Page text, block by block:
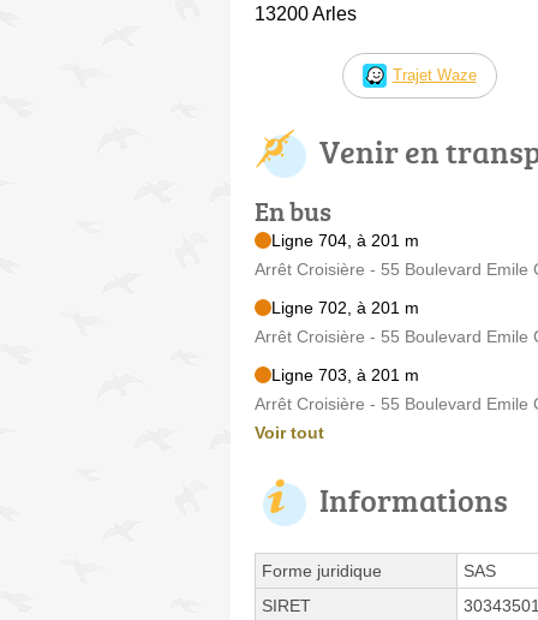
13200 Arles
Trajet Waze
Venir en
En bus
Ligne 704, à 201 m
Arrêt Croisière - 55 Boulevard Emile
Ligne 702, à 201 m
Arrêt Croisière - 55 Boulevard Emile
Ligne 703, à 201 m
Arrêt Croisière - 55 Boulevard Emile
Voir tout
Informations
Forme juridique
SAS
SIRET